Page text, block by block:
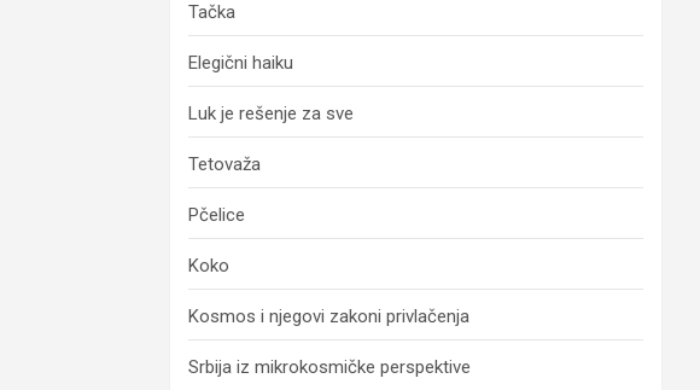
Tačka
Elegični haiku
Luk je rešenje za sve
Tetovaža
Pčelice
Koko
Kosmos i njegovi zakoni privlačenja
Srbija iz mikrokosmičke perspektive